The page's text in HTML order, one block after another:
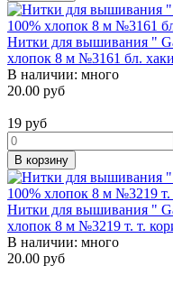
Нитки для вышивания "
хлопок 8 м №3161 бл. хаки
В наличии: много
20.00 руб
19 руб
В корзину
Нитки для вышивания "
хлопок 8 м №3219 т. т.
В наличии: много
20.00 руб